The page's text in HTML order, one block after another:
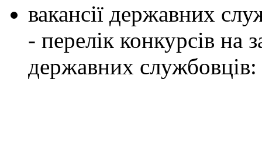
вакансії державних
- перелік конкурсів на
державних службовців: